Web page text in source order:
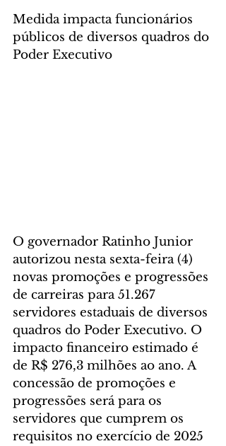
Medida impacta funcionários
públicos de diversos quadros do
Poder Executivo
O governador Ratinho Junior
autorizou nesta sexta-feira (4)
novas promoções e progressões
de carreiras para 51.267
servidores estaduais de diversos
quadros do Poder Executivo. O
impacto financeiro estimado é
de R$ 276,3 milhões ao ano. A
concessão de promoções e
progressões será para os
servidores que cumprem os
requisitos no exercício de 2025